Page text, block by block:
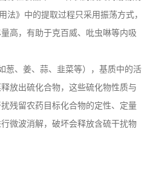
法》中的提取过程只采用振荡方式，
高，有助于克百威、吡虫啉等内吸
葱、姜、蒜、韭菜等），基质中的活
放出硫化合物，这些硫化物性质与
残留农药目标化合物的定性、定量
微波消解，破坏会释放含硫干扰物